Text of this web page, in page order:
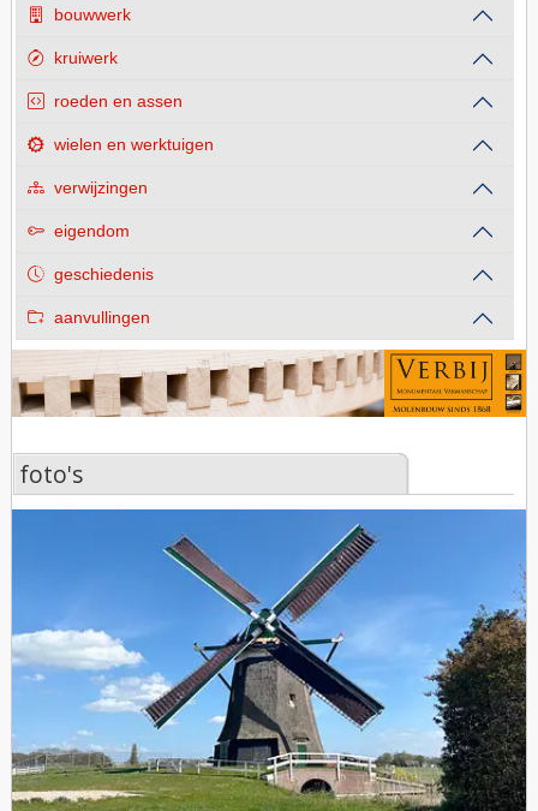
bouwwerk
kruiwerk
roeden en assen
wielen en werktuigen
verwijzingen
eigendom
geschiedenis
aanvullingen
foto's